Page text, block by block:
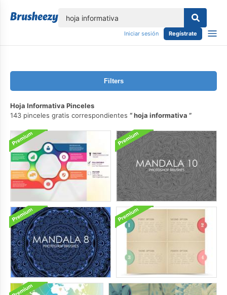
Iniciar sesión Regístrate
Filters
Hoja Informativa Pinceles
143 pinceles gratis correspondientes
hoja informativa